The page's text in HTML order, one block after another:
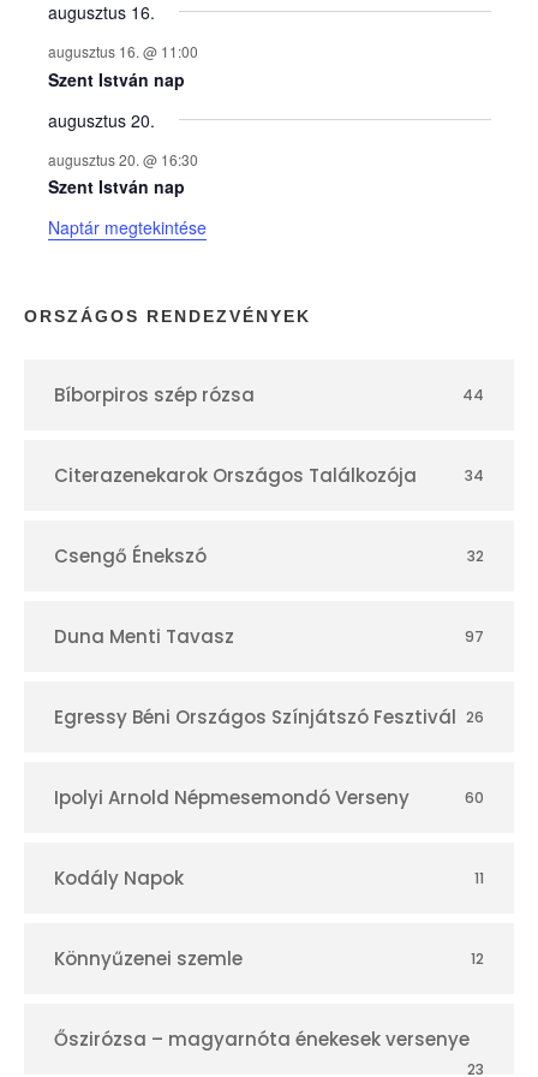
y
e
k
n
a
p
r
augusztus 16.
augusztus 16. @ 11:00
Szent István nap
augusztus 20.
augusztus 20. @ 16:30
Szent István nap
Naptár megtekintése
ORSZÁGOS RENDEZVÉNYEK
Bíborpiros szép rózsa 44
Citerazenekarok Országos Találkozója 34
Csengő Énekszó 32
Duna Menti Tavasz 97
Egressy Béni Országos Színjátszó Fesztivál 26
Ipolyi Arnold Népmesemondó Verseny 60
Kodály Napok 11
Könnyűzenei szemle 12
Őszirózsa – magyarnóta énekesek versenye
23